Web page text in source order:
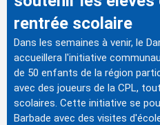
rentrée scolaire
Dans les semaines à venir, le
accueillera l'initiative
de 50 enfants de la région
avec des joueurs de la CPL,
scolaires. Cette initiative se
Barbade avec des visites